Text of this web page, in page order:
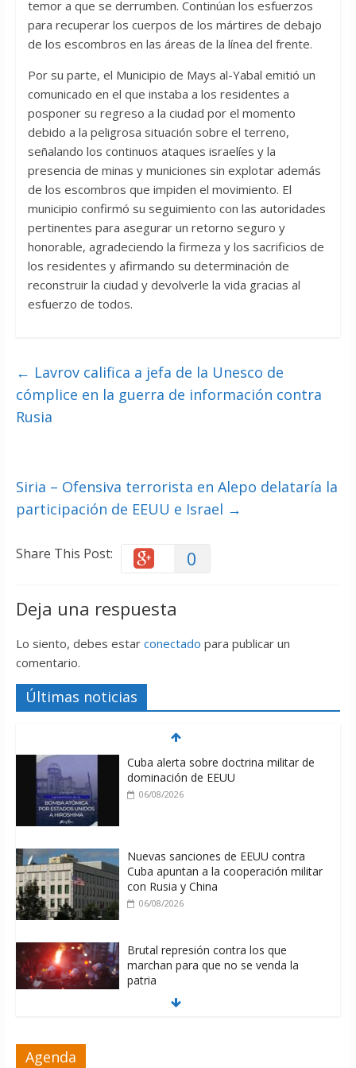
temor a que se derrumben. Continúan los esfuerzos
para recuperar los cuerpos de los mártires de debajo
de los escombros en las áreas de la línea del frente.
Por su parte, el Municipio de Mays al-Yabal emitió un
comunicado en el que instaba a los residentes a
posponer su regreso a la ciudad por el momento
debido a la peligrosa situación sobre el terreno,
señalando los continuos ataques israelíes y la
presencia de minas y municiones sin explotar además
de los escombros que impiden el movimiento. El
municipio confirmó su seguimiento con las autoridades
pertinentes para asegurar un retorno seguro y
honorable, agradeciendo la firmeza y los sacrificios de
los residentes y afirmando su determinación de
reconstruir la ciudad y devolverle la vida gracias al
esfuerzo de todos.
← Lavrov califica a jefa de la Unesco de
cómplice en la guerra de información contra
Rusia
Siria – Ofensiva terrorista en Alepo delataría la
participación de EEUU e Israel →
Share This Post: 0
Deja una respuesta
Lo siento, debes estar conectado para publicar un
comentario.
Últimas noticias
Cuba alerta sobre doctrina militar de
dominación de EEUU
06/08/2026
Nuevas sanciones de EEUU contra
Cuba apuntan a la cooperación militar
con Rusia y China
06/08/2026
Brutal represión contra los que
marchan para que no se venda la
patria
06/08/2026
Agenda